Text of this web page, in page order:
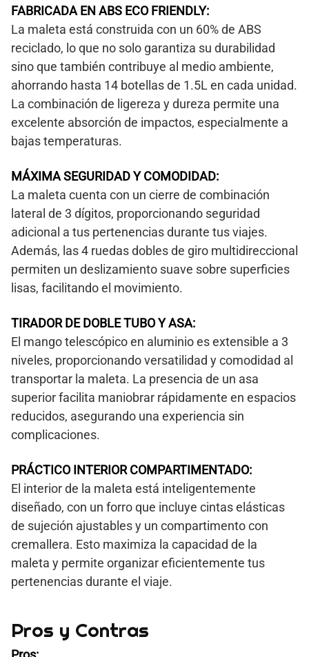
FABRICADA EN ABS ECO FRIENDLY:
La maleta está construida con un 60% de ABS
reciclado, lo que no solo garantiza su durabilidad
sino que también contribuye al medio ambiente,
ahorrando hasta 14 botellas de 1.5L en cada unidad.
La combinación de ligereza y dureza permite una
excelente absorción de impactos, especialmente a
bajas temperaturas.
MÁXIMA SEGURIDAD Y COMODIDAD:
La maleta cuenta con un cierre de combinación
lateral de 3 dígitos, proporcionando seguridad
adicional a tus pertenencias durante tus viajes.
Además, las 4 ruedas dobles de giro multidireccional
permiten un deslizamiento suave sobre superficies
lisas, facilitando el movimiento.
TIRADOR DE DOBLE TUBO Y ASA:
El mango telescópico en aluminio es extensible a 3
niveles, proporcionando versatilidad y comodidad al
transportar la maleta. La presencia de un asa
superior facilita maniobrar rápidamente en espacios
reducidos, asegurando una experiencia sin
complicaciones.
PRÁCTICO INTERIOR COMPARTIMENTADO:
El interior de la maleta está inteligentemente
diseñado, con un forro que incluye cintas elásticas
de sujeción ajustables y un compartimento con
cremallera. Esto maximiza la capacidad de la
maleta y permite organizar eficientemente tus
pertenencias durante el viaje.
Pros y Contras